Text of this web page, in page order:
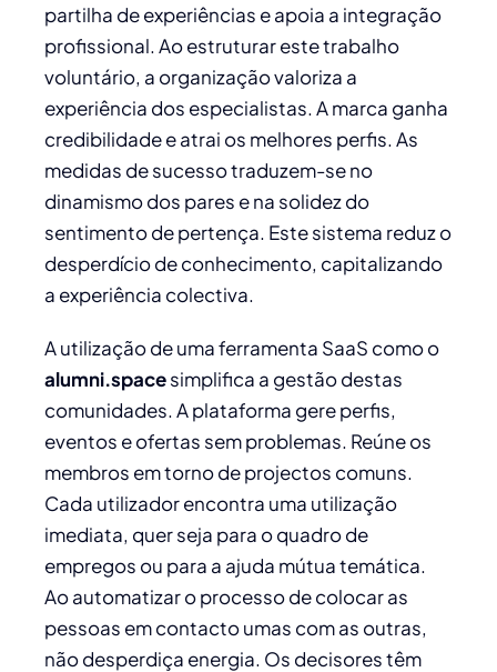
partilha de experiências e apoia a integração
profissional. Ao estruturar este trabalho
voluntário, a organização valoriza a
experiência dos especialistas. A marca ganha
credibilidade e atrai os melhores perfis. As
medidas de sucesso traduzem-se no
dinamismo dos pares e na solidez do
sentimento de pertença. Este sistema reduz o
desperdício de conhecimento, capitalizando
a experiência colectiva.
A utilização de uma ferramenta SaaS como o
alumni.spacesimplifica a gestão destas
comunidades. A plataforma gere perfis,
eventos e ofertas sem problemas. Reúne os
membros em torno de projectos comuns.
Cada utilizador encontra uma utilização
imediata, quer seja para o quadro de
empregos ou para a ajuda mútua temática.
Ao automatizar o processo de colocar as
pessoas em contacto umas com as outras,
não desperdiça energia. Os decisores têm